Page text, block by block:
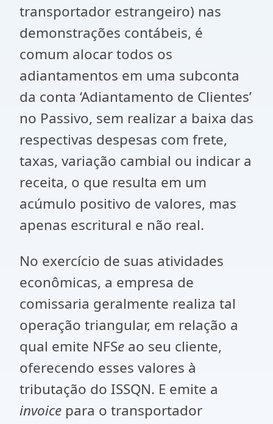
transportador estrangeiro) nas
demonstrações contábeis, é
comum alocar todos os
adiantamentos em uma subconta
da conta ‘Adiantamento de Clientes’
no Passivo, sem realizar a baixa das
respectivas despesas com frete,
taxas, variação cambial ou indicar a
receita, o que resulta em um
acúmulo positivo de valores, mas
apenas escritural e não real.
No exercício de suas atividades
econômicas, a empresa de
comissaria geralmente realiza tal
operação triangular, em relação a
qual emite NFSe ao seu cliente,
oferecendo esses valores à
tributação do ISSQN. E emite a
invoice para o transportador